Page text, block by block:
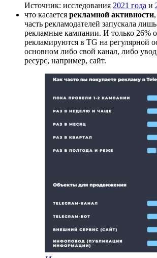
Источник: исследования 2021 года и
что касается рекламной активности
часть рекламодателей запускала
рекламные кампании. И только 26%
рекламируются в TG на регулярной
основном либо свой канал, либо
ресурс, например, сайт.